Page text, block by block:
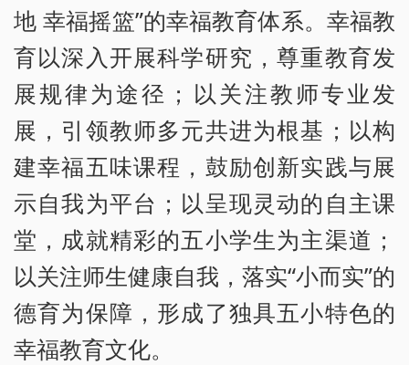
地 幸福摇篮”的幸福教育体系。幸福教
育以深入开展科学研究，尊重教育发
展规律为途径；以关注教师专业发
展，引领教师多元共进为根基；以构
建幸福五味课程，鼓励创新实践与展
示自我为平台；以呈现灵动的自主课
堂，成就精彩的五小学生为主渠道；
以关注师生健康自我，落实“小而实”的
德育为保障，形成了独具五小特色的
幸福教育文化。